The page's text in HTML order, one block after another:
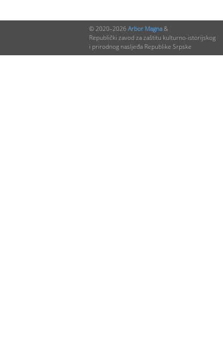
© 2020–2026 Arbor Magna&
Republički zavod za zaštitu kulturno-istorijskog
i prirodnog nasljeđa Republike Srpske